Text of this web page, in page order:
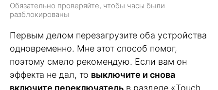
Обязательно проверяйте, чтобы часы были
разблокированы
Первым делом перезагрузите оба устройства
одновременно. Мне этот способ помог,
поэтому смело рекомендую. Если вам он
эффекта не дал, то выключите и снова
включите переключатель в разделе «Touch